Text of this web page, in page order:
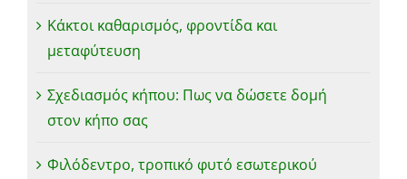
Κάκτοι καθαρισμός, φροντίδα και
μεταφύτευση
Σχεδιασμός κήπου: Πως να δώσετε δομή
στον κήπο σας
Φιλόδεντρο, τροπικό φυτό εσωτερικού